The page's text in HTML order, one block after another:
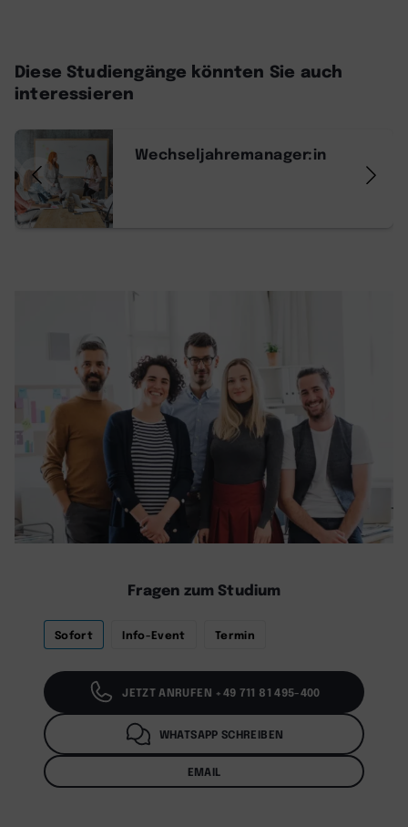
Diese Studiengänge könnten Sie auch
interessieren
Wechseljahremanager:in
Fragen zum Studium
Sofort Info-Event Termin
JETZT ANRUFEN +49 711 81 495-400
WHATSAPP SCHREIBEN
EMAIL